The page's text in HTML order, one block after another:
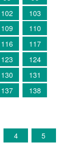
102
103
109
110
116
117
123
124
130
131
137
138
4
5